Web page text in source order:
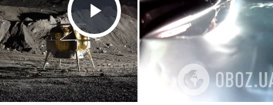
Play Video